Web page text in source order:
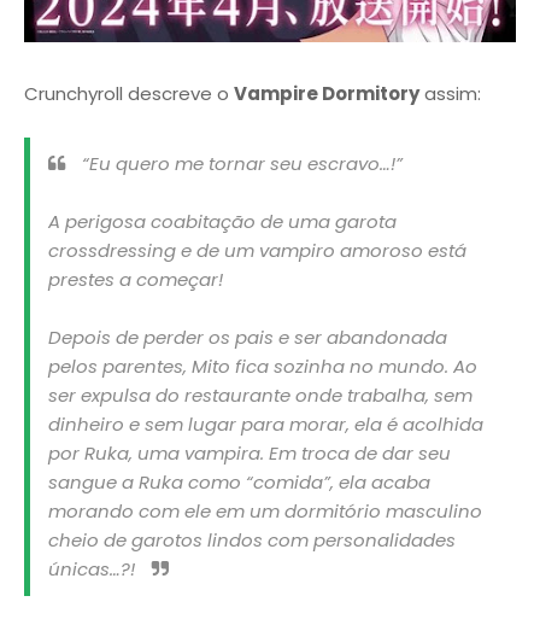
Crunchyroll descreve o Vampire Dormitoryassim:
“Eu quero me tornar seu escravo…!”
A perigosa coabitação de uma garota
crossdressing e de um vampiro amoroso está
prestes a começar!
Depois de perder os pais e ser abandonada
pelos parentes, Mito fica sozinha no mundo. Ao
ser expulsa do restaurante onde trabalha, sem
dinheiro e sem lugar para morar, ela é acolhida
por Ruka, uma vampira. Em troca de dar seu
sangue a Ruka como “comida”, ela acaba
morando com ele em um dormitório masculino
cheio de garotos lindos com personalidades
únicas…?!